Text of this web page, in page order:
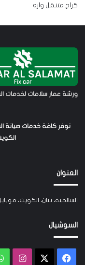
كراج متنقل واره
ورشة عمار سلامات لخدمات
نوفر كافة خدمات صيانة
العنوان
السالمية، بيان، الكويت،
السوشيال
فيسبوك